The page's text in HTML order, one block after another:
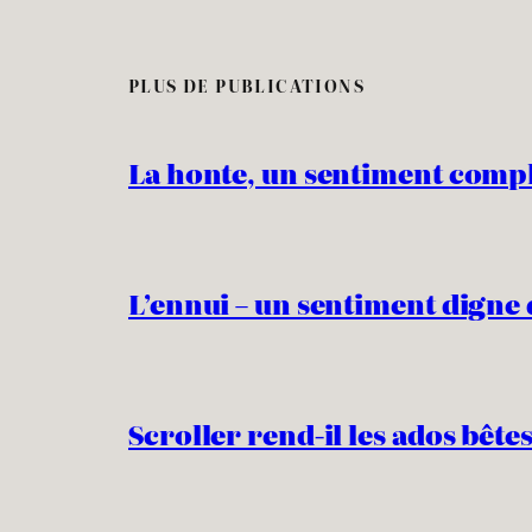
PLUS DE PUBLICATIONS
La honte, un sentiment
L’ennui – un sentiment
Scroller rend-il les ados